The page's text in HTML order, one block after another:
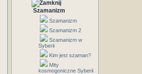
Szamanizm
Szamanizm
Szamanizm 2
Szamanizm w
Syberii
Kim jest szaman?
Mity
kosmogoniczne Syberii